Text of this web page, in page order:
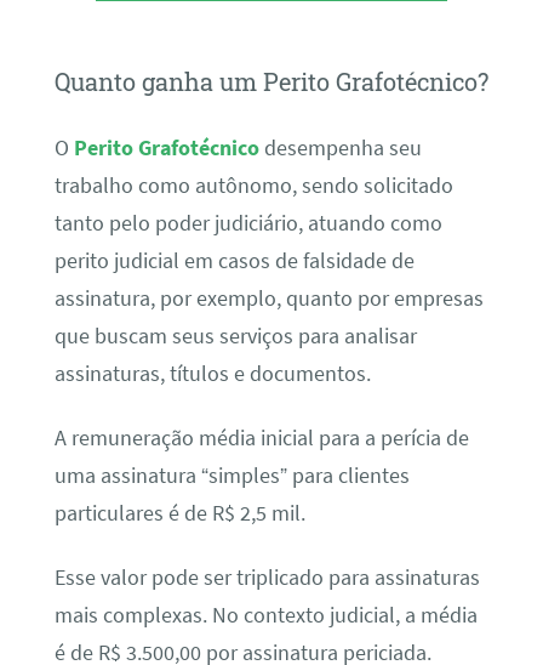
Quanto ganha um Perito Grafotécnico?
O Perito Grafotécnicodesempenha seu
trabalho como autônomo, sendo solicitado
tanto pelo poder judiciário, atuando como
perito judicial em casos de falsidade de
assinatura, por exemplo, quanto por empresas
que buscam seus serviços para analisar
assinaturas, títulos e documentos.
A remuneração média inicial para a perícia de
uma assinatura “simples” para clientes
particulares é de R$ 2,5 mil.
Esse valor pode ser triplicado para assinaturas
mais complexas. No contexto judicial, a média
é de R$ 3.500,00 por assinatura periciada.